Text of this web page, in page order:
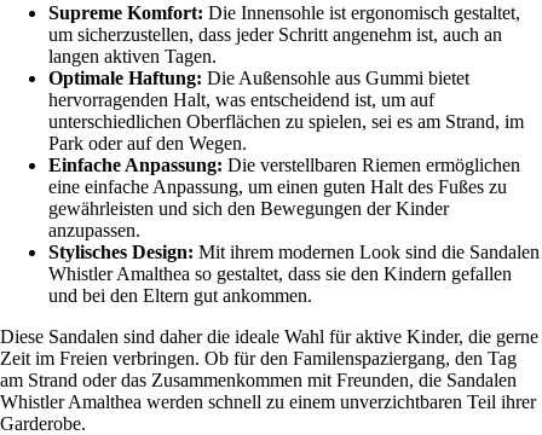
Supreme Komfort: Die Innensohle ist ergonomisch gestaltet,
um sicherzustellen, dass jeder Schritt angenehm ist, auch an
langen aktiven Tagen.
Optimale Haftung: Die Außensohle aus Gummi bietet
hervorragenden Halt, was entscheidend ist, um auf
unterschiedlichen Oberflächen zu spielen, sei es am Strand, im
Park oder auf den Wegen.
Einfache Anpassung: Die verstellbaren Riemen ermöglichen
eine einfache Anpassung, um einen guten Halt des Fußes zu
gewährleisten und sich den Bewegungen der Kinder
anzupassen.
Stylisches Design: Mit ihrem modernen Look sind die Sandalen
Whistler Amalthea so gestaltet, dass sie den Kindern gefallen
und bei den Eltern gut ankommen.
Diese Sandalen sind daher die ideale Wahl für aktive Kinder, die gerne
Zeit im Freien verbringen. Ob für den Familenspaziergang, den Tag
am Strand oder das Zusammenkommen mit Freunden, die Sandalen
Whistler Amalthea werden schnell zu einem unverzichtbaren Teil ihrer
Garderobe.